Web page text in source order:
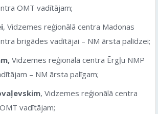
OMT vadītājam;
, Vidzemes reģionālā centra Madonas
brigādes vadītājai – NM ārsta palīdzei;
Vidzemes reģionālā centra Ērgļu NMP
– NM ārsta palīgam;
, Vidzemes reģionālā centra
vadītājam;